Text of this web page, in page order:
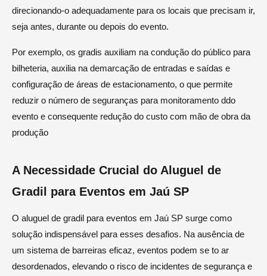
direcionando-o adequadamente para os locais que precisam ir,
seja antes, durante ou depois do evento.
Por exemplo, os gradis auxiliam na condução do público para
bilheteria, auxilia na demarcação de entradas e saídas e
configuração de áreas de estacionamento, o que permite
reduzir o número de seguranças para monitoramento ddo
evento e consequente redução do custo com mão de obra da
produção
A Necessidade Crucial do Aluguel de
Gradil para Eventos em Jaú SP
O aluguel de gradil para eventos em Jaú SP surge como
solução indispensável para esses desafios. Na ausência de
um sistema de barreiras eficaz, eventos podem se to ar
desordenados, elevando o risco de incidentes de segurança e